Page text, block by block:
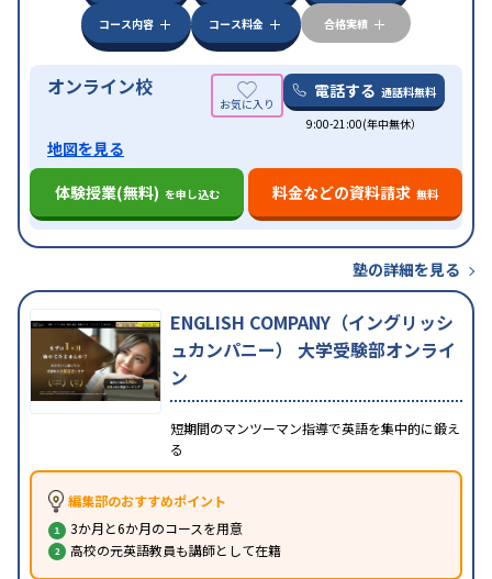
コース内容
コース料金 合格実績
オンライン校 電話する 通話料無料
9:00-21:00(年中無休）
地図を見る
体験授業(無料) を申し込む 料金などの資料請求 無料
塾の詳細を見る
ENGLISH COMPANY（イングリッシ
ュカンパニー） 大学受験部オンライ
ン
短期間のマンツーマン指導で英語を集中的に鍛え
る
編集部のおすすめポイント
3か月と6か月のコースを用意
高校の元英語教員も講師として在籍